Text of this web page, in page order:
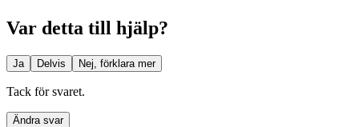
Var detta till hjälp?
Ja Delvis Nej, förklara mer
Tack för svaret.
Ändra svar